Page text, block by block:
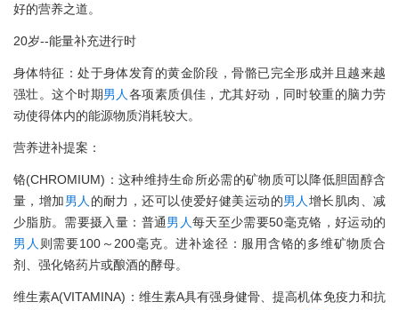
好的营养之道。
20岁--能量补充进行时
身体特征：处于身体发育的黄金阶段，骨骼已完全形成并且越来越
强壮。这个时期男人 各项素质俱佳，尤其好动，同时较重的脑力劳
动使得体内的能源物质消耗较大。
营养进补提案：
铬(CHROMIUM)：这种维持生命所必需的矿物质可以降低胆固醇含
量，增加男人 的耐力，还可以使爱好健美运动的男人 增长肌肉、减
少脂肪。需要摄入量：普通男人每天至少需要50毫克铬，好运动的
男人 则需要100～200毫克。进补途径：服用含铬的多维矿物质合
剂、强化铬药片或酿酒的酵母。
维生素A(VITAMINA)：维生素A具有强身健骨、提高机体免疫力和抗